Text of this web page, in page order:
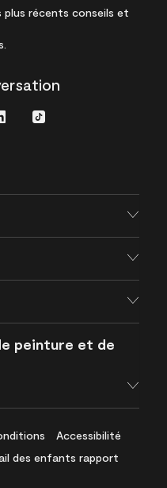
plus récents conseils et
TikTok
peinture et de
Accessibilité
des enfants rapport